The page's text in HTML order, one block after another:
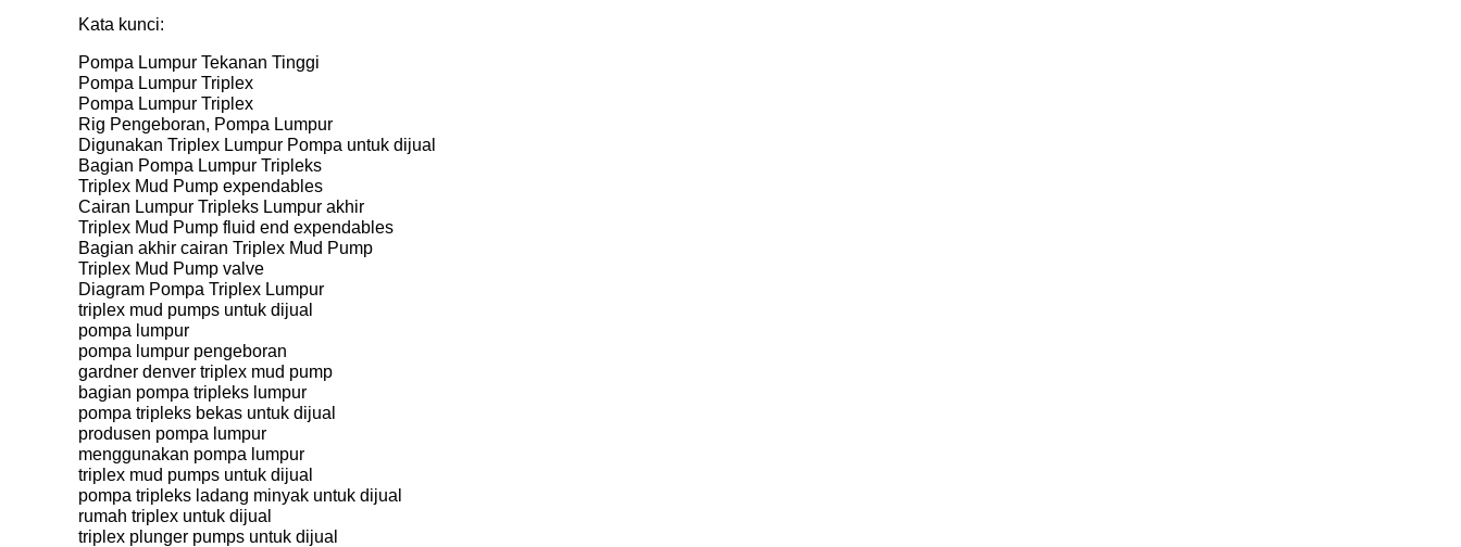
Kata kunci:
Pompa Lumpur Tekanan Tinggi
Pompa Lumpur Triplex
Pompa Lumpur Triplex
Rig Pengeboran, Pompa Lumpur
Digunakan Triplex Lumpur Pompa untuk dijual
Bagian Pompa Lumpur Tripleks
Triplex Mud Pump expendables
Cairan Lumpur Tripleks Lumpur akhir
Triplex Mud Pump fluid end expendables
Bagian akhir cairan Triplex Mud Pump
Triplex Mud Pump valve
Diagram Pompa Triplex Lumpur
triplex mud pumps untuk dijual
pompa lumpur
pompa lumpur pengeboran
gardner denver triplex mud pump
bagian pompa tripleks lumpur
pompa tripleks bekas untuk dijual
produsen pompa lumpur
menggunakan pompa lumpur
triplex mud pumps untuk dijual
pompa tripleks ladang minyak untuk dijual
rumah triplex untuk dijual
triplex plunger pumps untuk dijual